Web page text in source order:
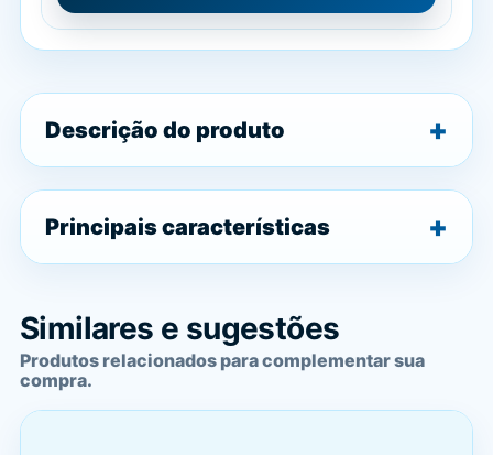
Descrição do produto
Principais características
Similares e sugestões
Produtos relacionados para complementar sua
compra.